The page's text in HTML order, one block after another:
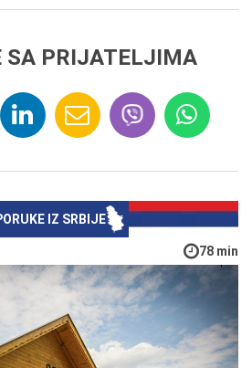
SA PRIJATELJIMA
IZ SRBIJE
78 min